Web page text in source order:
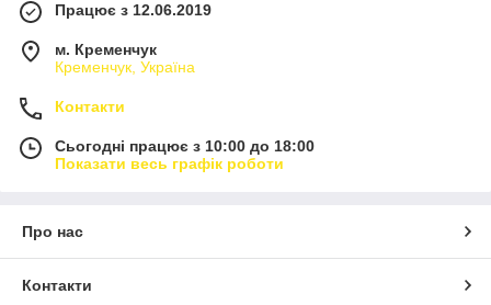
Працює з 12.06.2019
м. Кременчук
Кременчук, Україна
Контакти
Сьогодні працює з 10:00 до 18:00
Показати весь графік роботи
Про нас
Контакти